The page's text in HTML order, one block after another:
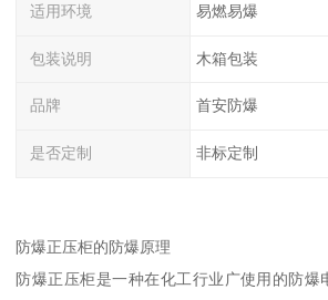
适用环境 易燃易爆
包装说明 木箱包装
品牌 首安防爆
是否定制 非标定制
防爆正压柜的防爆原理
防爆正压柜是一种在化工行业广使用的防爆